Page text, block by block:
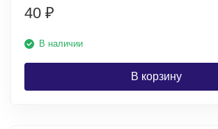
40 ₽
В наличии
В корзину